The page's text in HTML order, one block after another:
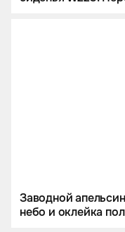
Заводной
небо и оклейка